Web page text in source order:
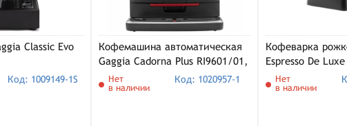
Classic Evo
Код: 1009149-1S
Кофемашина автоматическая
Gaggia Cadorna Plus RI9601/01,
черный
Нет
в наличии
Код: 1020957-1
Кофеварка
Espresso De
(EG2111/64),
Нет
в наличии